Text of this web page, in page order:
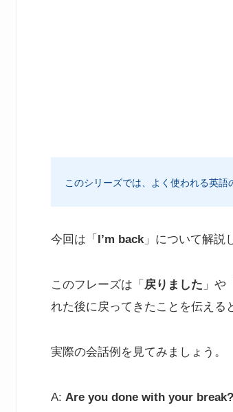
このシリーズでは、よく使われる英
今回は「 I’m back」について解説
このフレーズは「 戻りました 」や「
れた後に戻ってきたことを伝える
実際の会話例を見てみましょう。
A: Are you done with your break?